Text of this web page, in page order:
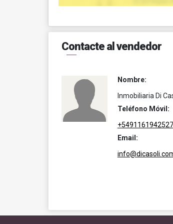
Contacte al vendedor
Nombre:
Inmobiliaria Di
Teléfono Móvil:
+5491161942527
Email: